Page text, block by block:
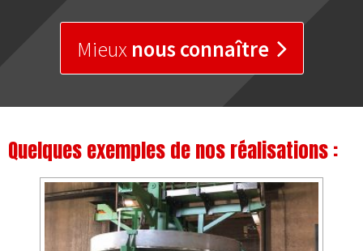
Mieux nous connaître
Quelques exemples de nos réalisations :